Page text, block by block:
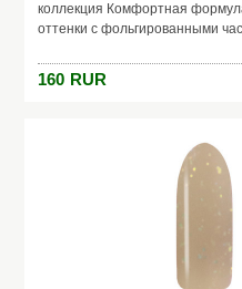
коллекция Комфортная
оттенки с фольгированными
160 RUR